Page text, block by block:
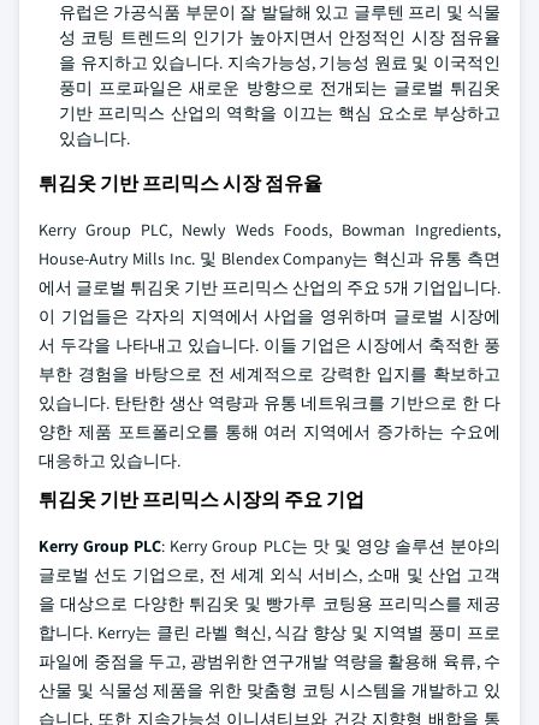
유럽은 가공식품 부문이 잘 발달해 있고 글루텐 프리 및 식물
성 코팅 트렌드의 인기가 높아지면서 안정적인 시장 점유율
을 유지하고 있습니다. 지속가능성, 기능성 원료 및 이국적인
풍미 프로파일은 새로운 방향으로 전개되는 글로벌 튀김옷
기반 프리믹스 산업의 역학을 이끄는 핵심 요소로 부상하고
있습니다.
튀김옷 기반 프리믹스 시장 점유율
Kerry Group PLC, Newly Weds Foods, Bowman Ingredients,
House-Autry Mills Inc. 및 Blendex Company는 혁신과 유통 측면
에서 글로벌 튀김옷 기반 프리믹스 산업의 주요 5개 기업입니다.
이 기업들은 각자의 지역에서 사업을 영위하며 글로벌 시장에
서 두각을 나타내고 있습니다. 이들 기업은 시장에서 축적한 풍
부한 경험을 바탕으로 전 세계적으로 강력한 입지를 확보하고
있습니다. 탄탄한 생산 역량과 유통 네트워크를 기반으로 한 다
양한 제품 포트폴리오를 통해 여러 지역에서 증가하는 수요에
대응하고 있습니다.
튀김옷 기반 프리믹스 시장의 주요 기업
Kerry Group PLC: Kerry Group PLC는 맛 및 영양 솔루션 분야의
글로벌 선도 기업으로, 전 세계 외식 서비스, 소매 및 산업 고객
을 대상으로 다양한 튀김옷 및 빵가루 코팅용 프리믹스를 제공
합니다. Kerry는 클린 라벨 혁신, 식감 향상 및 지역별 풍미 프로
파일에 중점을 두고, 광범위한 연구개발 역량을 활용해 육류, 수
산물 및 식물성 제품을 위한 맞춤형 코팅 시스템을 개발하고 있
습니다. 또한 지속가능성 이니셔티브와 건강 지향형 배합을 통